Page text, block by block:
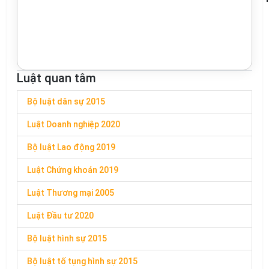
Luật quan tâm
Bộ luật dân sự 2015
Luật Doanh nghiệp 2020
Bộ luật Lao động 2019
Luật Chứng khoán 2019
Luật Thương mại 2005
Luật Đầu tư 2020
Bộ luật hình sự 2015
Bộ luật tố tụng hình sự 2015